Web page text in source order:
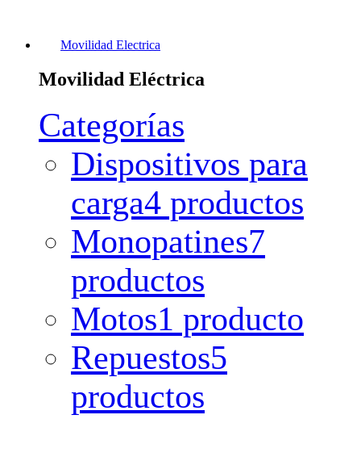
Movilidad Electrica
Movilidad Eléctrica
Categorías
Dispositivos para
carga4 productos
Monopatines7
productos
Motos1 producto
Repuestos5
productos